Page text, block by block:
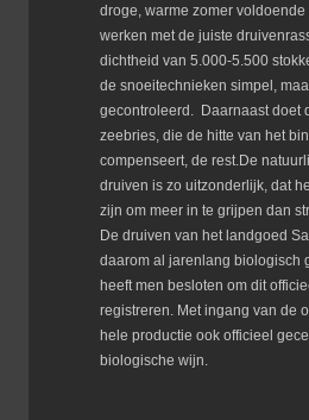
droge, warme zomer voldoende
werken met de juiste
dichtheid van 5.000-5.500
de snoeitechnieken simpel,
gecontroleerd. Daarnaast doet
zeebries, die de hitte van het
compenseert, de rest.De
druiven is zo uitzonderlijk, dat
zijn om meer in te grijpen dan
De druiven van het landgoed
daarom al jarenlang biologisch
heeft men besloten om dit
registreren. Met ingang van de
hele productie ook officieel
biologische wijn.